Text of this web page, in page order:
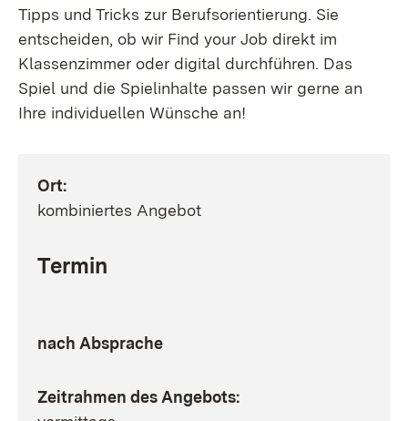
Tipps und Tricks zur Berufsorientierung. Sie
entscheiden, ob wir Find your Job direkt im
Klassenzimmer oder digital durchführen. Das
Spiel und die Spielinhalte passen wir gerne an
Ihre individuellen Wünsche an!
Ort:
kombiniertes Angebot
Termin
nach Absprache
Zeitrahmen des Angebots: